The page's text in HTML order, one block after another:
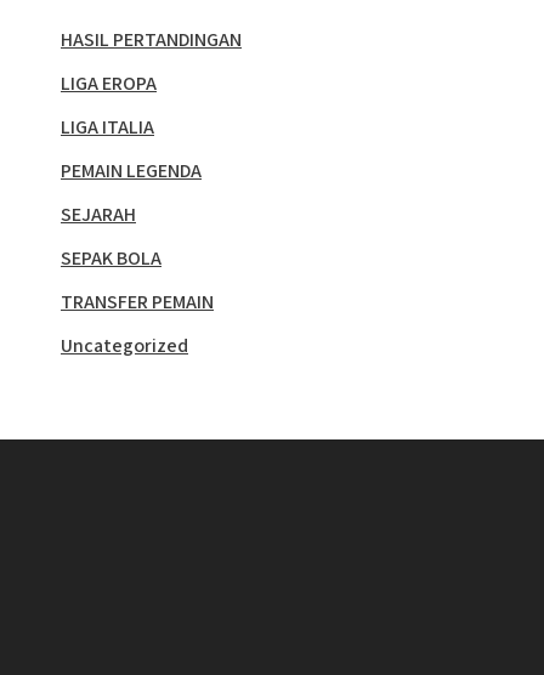
HASIL PERTANDINGAN
LIGA EROPA
LIGA ITALIA
PEMAIN LEGENDA
SEJARAH
SEPAK BOLA
TRANSFER PEMAIN
Uncategorized